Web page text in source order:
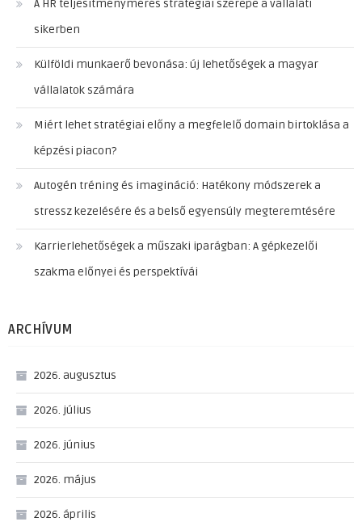
A HR teljesítménymérés stratégiai szerepe a vállalati
sikerben
Külföldi munkaerő bevonása: új lehetőségek a magyar
vállalatok számára
Miért lehet stratégiai előny a megfelelő domain birtoklása a
képzési piacon?
Autogén tréning és imagináció: Hatékony módszerek a
stressz kezelésére és a belső egyensúly megteremtésére
Karrierlehetőségek a műszaki iparágban: A gépkezelői
szakma előnyei és perspektívái
ARCHÍVUM
2026. augusztus
2026. július
2026. június
2026. május
2026. április